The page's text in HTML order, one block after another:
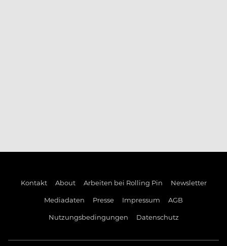
Kontakt About Arbeiten bei Rolling Pin
Newsletter
Mediadaten
Presse Impressum
AGB
Nutzungsbedingungen
Datenschutz